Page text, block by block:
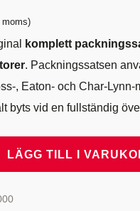
komplett
. Packningssatsen
, Eaton- och Char-
byts vid en fullständig
LÄGG TILL I